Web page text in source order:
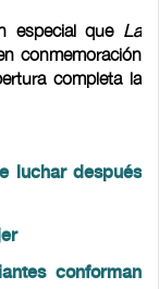
especial que La
conmemoración
completa la
luchar después
conforman